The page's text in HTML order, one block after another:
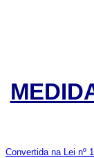
Convertida na Lei nº